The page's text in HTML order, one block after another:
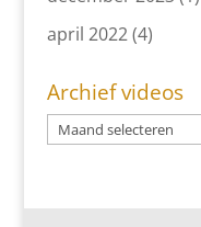
april 2022(4)
Archief videos